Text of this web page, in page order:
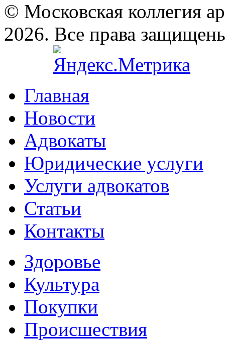
© Московская коллегия
2026. Все права
Главная
Новости
Адвокаты
Юридические услуги
Услуги адвокатов
Статьи
Контакты
Здоровье
Культура
Покупки
Происшествия